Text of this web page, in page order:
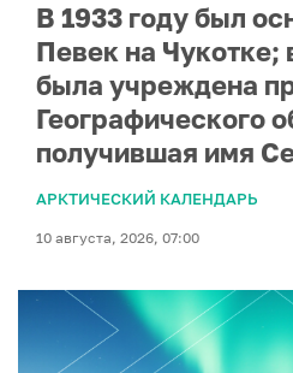
В 1933 году был
Певек на Чукотке;
была учреждена
Географического
получившая имя
АРКТИЧЕСКИЙ КАЛЕНДАРЬ
10 августа, 2026, 07:00